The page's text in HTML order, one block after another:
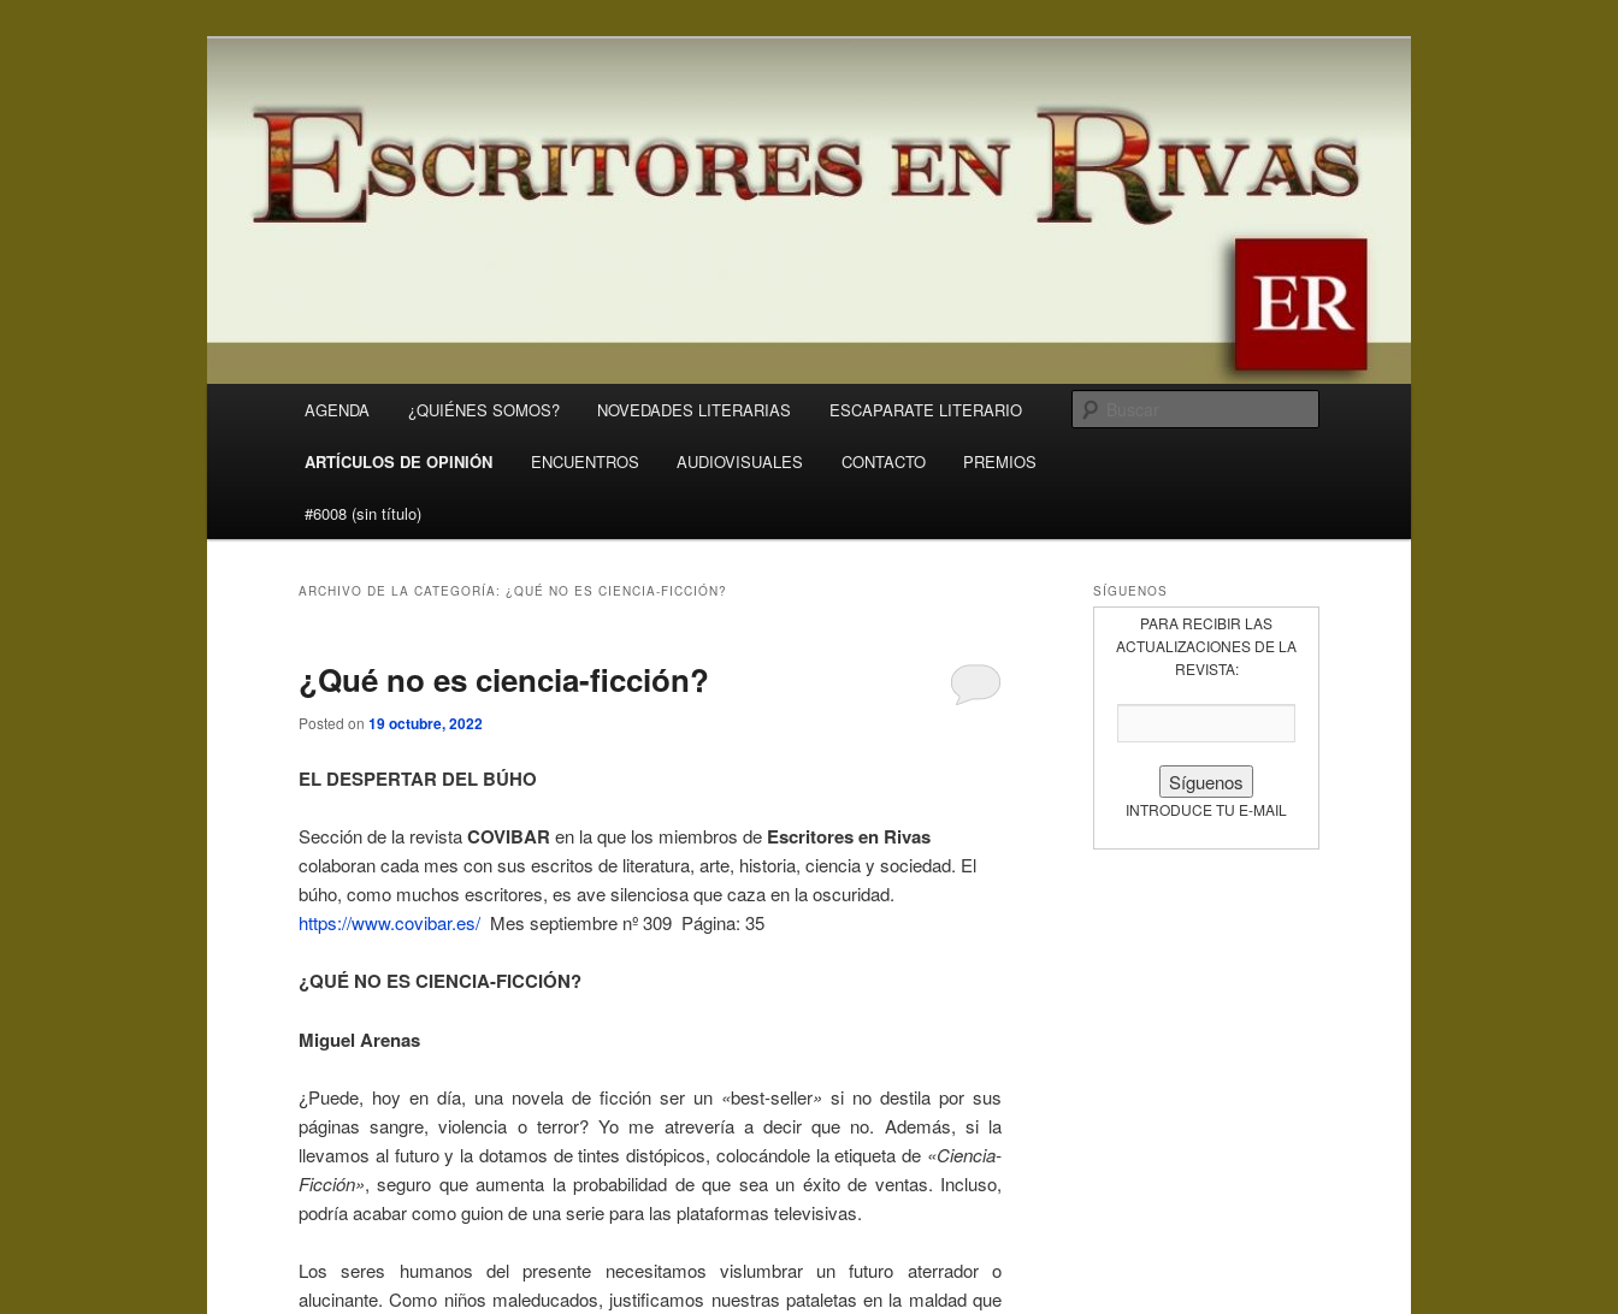
ER
AGENDA ¿QUIÉNES SOMOS? NOVEDADES LITERARIAS ESCAPARATE LITERARIO
ARTÍCULOS DE OPINIÓN ENCUENTROS AUDIOVISUALES CONTACTO PREMIOS
#6008 (sin título)
ARCHIVO DE LA CATEGORÍA: ¿QUÉ NO ES CIENCIA-FICCIÓN?
¿Qué no es ciencia-ficción?
Posted on 19 octubre, 2022
EL DESPERTAR DEL BÚHO
Sección de la revistaCOVIBAR en la que los miembros de Escritores en Rivas
colaboran cada mes con sus escritos de literatura, arte, historia, ciencia y sociedad. El
búho, como muchos escritores, es ave silenciosa que caza en la oscuridad.
https://www.covibar.es/Mes septiembre nº 309 Página: 35
¿QUÉ NO ES CIENCIA-FICCIÓN?
Miguel Arenas
¿Puede, hoy en día, una novela de ficción ser un «best-seller» si no destila por sus
páginas sangre, violencia o terror? Yo me atrevería a decir que no. Además, si la
llevamos al futuro y la dotamos de tintes distópicos, colocándole la etiqueta de «Ciencia-
Ficción», seguro que aumenta la probabilidad de que sea un éxito de ventas. Incluso,
podría acabar como guion de una serie para las plataformas televisivas.
Los seres humanos del presente necesitamos vislumbrar un futuro aterrador o
alucinante. Como niños maleducados, justificamos nuestras pataletas en la maldad que
SÍGUENOS
PARA RECIBIR LAS
ACTUALIZACIONES DE LA
REVISTA:
INTRODUCE TU E-MAIL